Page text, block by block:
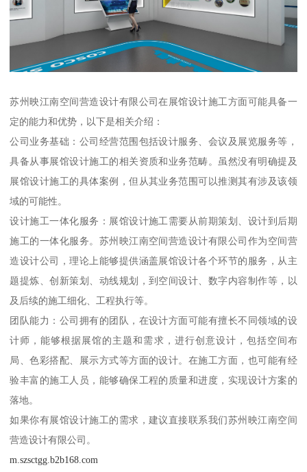
苏州映江南空间营造设计有限公司在展馆设计施工方面可能具备一
定的能力和优势，以下是相关介绍：
公司业务基础：公司经营范围包括设计服务、会议及展览服务等，
具备从事展馆设计施工的相关资质和业务范畴。虽然没有明确提及
展馆设计施工的具体案例，但从其业务范围可以推测其有涉及该领
域的可能性。
设计施工一体化服务：展馆设计施工需要从前期策划、设计到后期
施工的一体化服务。苏州映江南空间营造设计有限公司作为空间营
造设计公司，理论上能够提供涵盖展馆设计各个环节的服务，从主
题提炼、创新策划、动线规划，到空间设计、数字内容制作等，以
及后续的施工细化、工程执行等。
团队能力：公司拥有的团队，在设计方面可能有擅长不同领域的设
计师，能够根据展馆的主题和需求，进行创意设计，包括空间布
局、色彩搭配、展示方式等方面的设计。在施工方面，也可能有经
验丰富的施工人员，能够确保工程的质量和进度，实现设计方案的
落地。
如果你有展馆设计施工的需求，建议直接联系我们苏州映江南空间
营造设计有限公司。
m.szsctgg.b2b168.com